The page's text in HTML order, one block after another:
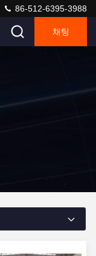
86-512-6395-3988
채팅